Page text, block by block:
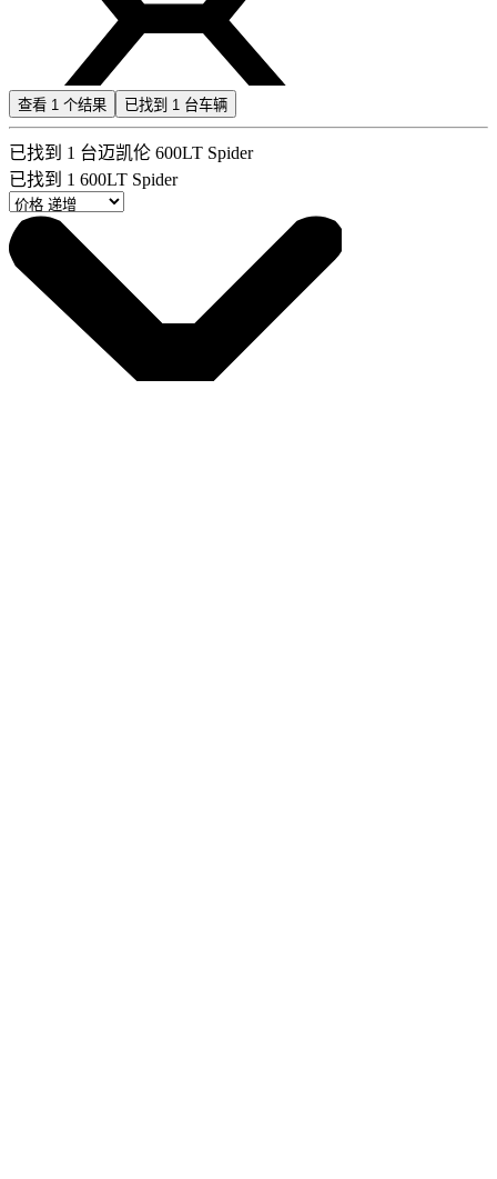
查看 1 个结果 已找到 1 台车辆
已找到 1 台迈凯伦 600LT Spider
已找到 1 600LT Spider